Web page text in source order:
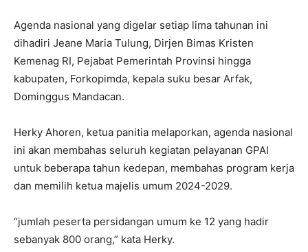
Agenda nasional yang digelar setiap lima tahunan ini
dihadiri Jeane Maria Tulung, Dirjen Bimas Kristen
Kemenag RI, Pejabat Pemerintah Provinsi hingga
kabupaten, Forkopimda, kepala suku besar Arfak,
Dominggus Mandacan.
Herky Ahoren, ketua panitia melaporkan, agenda nasional
ini akan membahas seluruh kegiatan pelayanan GPAI
untuk beberapa tahun kedepan, membahas program kerja
dan memilih ketua majelis umum 2024-2029.
“jumlah peserta persidangan umum ke 12 yang hadir
sebanyak 800 orang,” kata Herky.